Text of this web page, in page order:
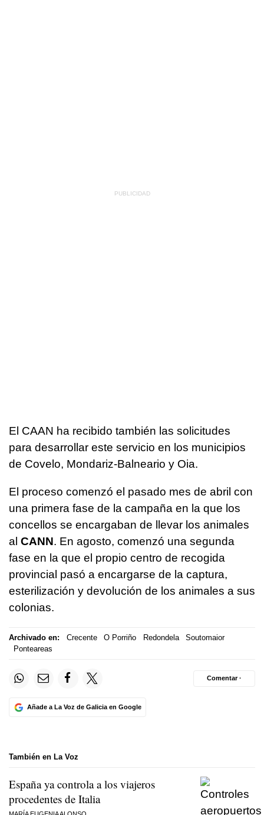
El CAAN ha recibido también las solicitudes
para desarrollar este servicio en los municipios
de Covelo, Mondariz-Balneario y Oia.
El proceso comenzó el pasado mes de abril con
una primera fase de la campaña en la que los
concellos se encargaban de llevar los animales
al CANN. En agosto, comenzó una segunda
fase en la que el propio centro de recogida
provincial pasó a encargarse de la captura,
esterilización y devolución de los animales a sus
colonias.
Archivado en: Crecente O Porriño Redondela
Soutomaior
Ponteareas
Añade a La Voz de Galicia en Google
Comentar ·
También en La Voz
España ya controla a los viajeros
procedentes de Italia
MARÍA EUGENIA ALONSO